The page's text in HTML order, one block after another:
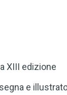
XIII edizione
e